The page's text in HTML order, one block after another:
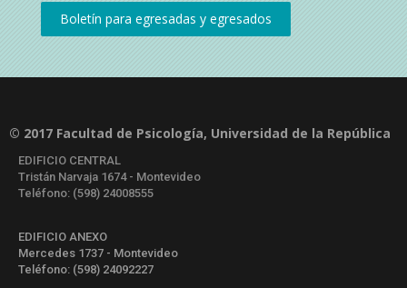
© 2017 Facultad de Psicología, Universidad de la República
EDIFICIO CENTRAL
Tristán Narvaja 1674 - Montevideo
Teléfono: (598) 24008555
EDIFICIO ANEXO
Mercedes 1737 - Montevideo
Teléfono: (598) 24092227